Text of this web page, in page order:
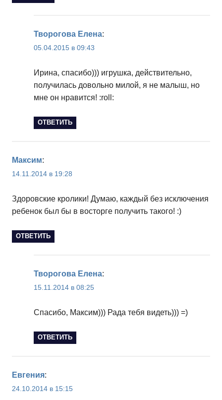
Творогова Елена:
05.04.2015 в 09:43
Ирина, спасибо))) игрушка, действительно,
получилась довольно милой, я не малыш, но
мне он нравится! :roll:
ОТВЕТИТЬ
Максим:
14.11.2014 в 19:28
Здоровские кролики! Думаю, каждый без исключения
ребенок был бы в восторге получить такого! :)
ОТВЕТИТЬ
Творогова Елена:
15.11.2014 в 08:25
Спасибо, Максим))) Рада тебя видеть))) =)
ОТВЕТИТЬ
Евгения:
24.10.2014 в 15:15